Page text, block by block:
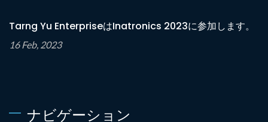
Tarng Yu EnterpriseはInatronics 2023に参加します。
16 Feb, 2023
ナビゲーション